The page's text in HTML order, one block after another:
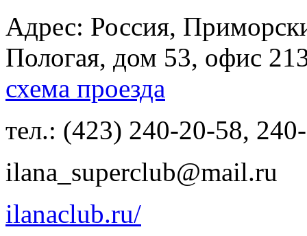
Адрес: Россия,
Пологая, дом 53, офис
схема проезда
тел.: (423) 240-20-58,
ilana_superclub@mail.ru
ilanaclub.ru/